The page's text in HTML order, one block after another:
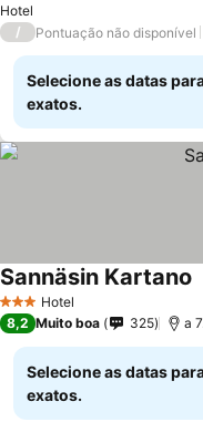
Hotel
/ Pontuação não disponível
Selecione as datas
exatos.
3 EstrelasHotel
Sannäsin Kartano
8,2 Muito boa 325 a
Selecione as datas
exatos.